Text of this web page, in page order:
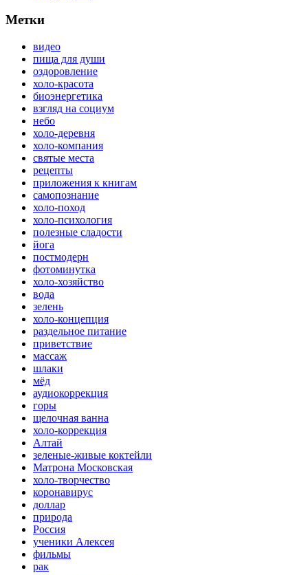
Метки
видео
пища для души
оздоровление
холо-красота
биоэнергетика
взгляд на социум
небо
холо-деревня
холо-компания
святые места
рецепты
приложения к книгам
самопознание
холо-поход
холо-психология
полезные сладости
йога
постмодерн
фотоминутка
холо-хозяйство
вода
зелень
холо-концепция
раздельное питание
приветствие
массаж
шлаки
мёд
аудиокоррекция
горы
щелочная ванна
холо-коррекция
Алтай
зеленые-живые коктейли
Матрона Московская
холо-творчество
коронавирус
доллар
природа
Россия
ученики Алексея
фильмы
рак